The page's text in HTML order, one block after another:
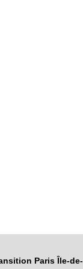
Paris Île-